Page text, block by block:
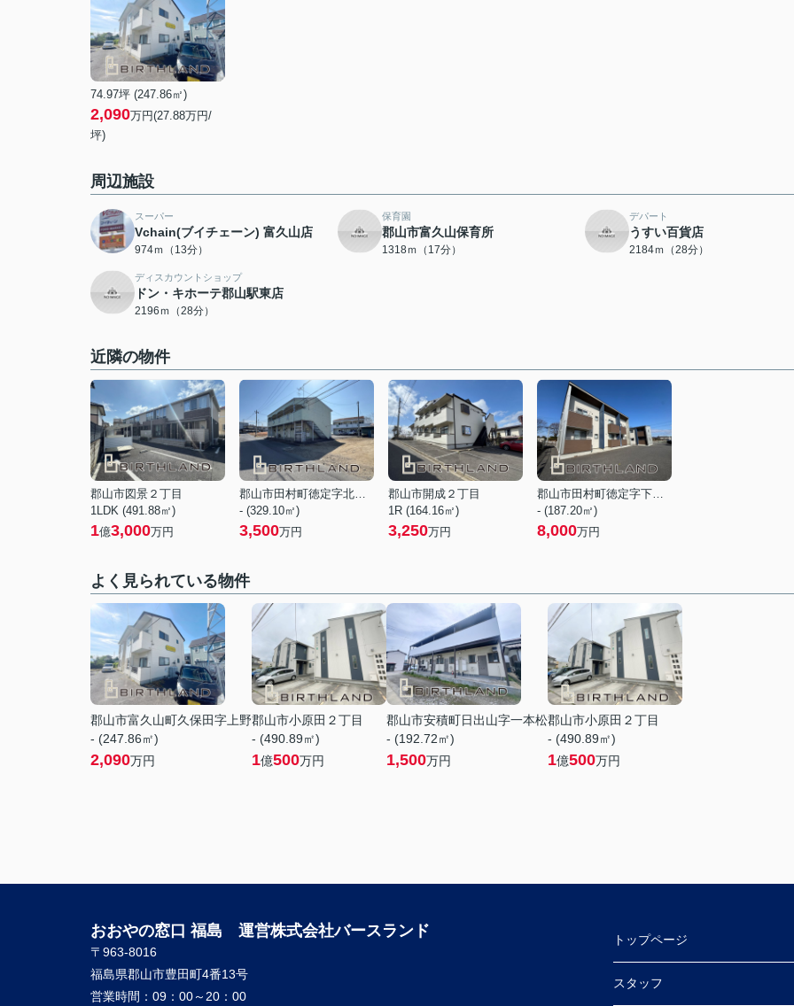
74.97坪 (247.86㎡)
2,090万円(27.88万円/
坪)
周辺施設
スーパー
Vchain(ブイチェーン) 富久山店
974ｍ（13分）
保育園
郡山市富久山保育所
1318ｍ（17分）
デパート
うすい百貨店
2184ｍ（28分）
ディスカウントショップ
ドン・キホーテ郡山駅東店
2196ｍ（28分）
近隣の物件
郡山市図景２丁目
1LDK (491.88㎡)
1億3,000万円
郡山市田村町徳定字北堀込
- (329.10㎡)
3,500万円
郡山市開成２丁目
1R (164.16㎡)
3,250万円
郡山市田村町徳定字下河原
- (187.20㎡)
8,000万円
よく見られている物件
郡山市富久山町久保田字上野
- (247.86㎡)
2,090万円
郡山市小原田２丁目
- (490.89㎡)
1億500万円
郡山市安積町日出山字一本松
- (192.72㎡)
1,500万円
郡山市小原田２丁目
- (490.89㎡)
1億500万円
おおやの窓口 福島 運営株式会社バースランド
〒963-8016
福島県郡山市豊田町4番13号
営業時間： 09：00～20：00
トップページ
スタッフ